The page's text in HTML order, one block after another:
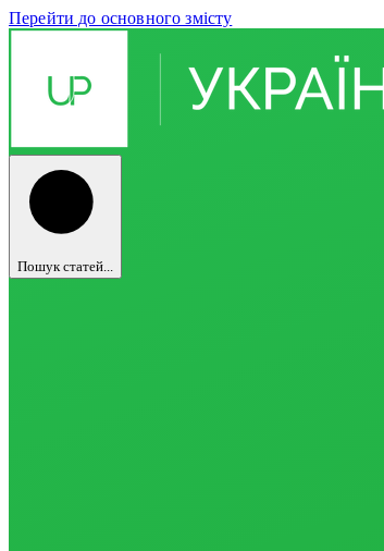
Перейти до основного змісту
Пошук статей...